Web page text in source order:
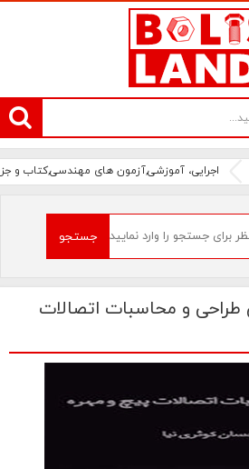
مهره های صنعتی بولتز لند | سرزمین پیچ
اجرایی، آموزشی,آزمون های مهندسی,کتاب و
جستجو
طراحی و محاسبات اتصالات